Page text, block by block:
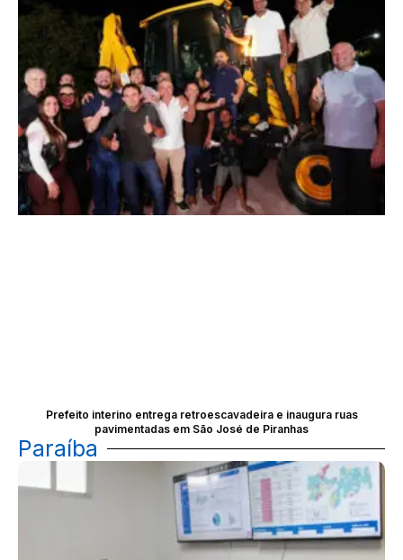
Prefeito interino entrega retroescavadeira e inaugura ruas
pavimentadas em São José de Piranhas
Paraíba